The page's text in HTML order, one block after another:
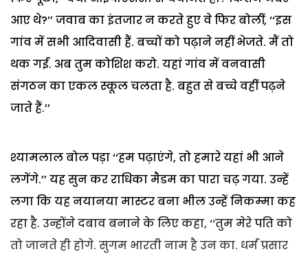
आए थे?’’ जवाब का इंतजार न करते हुए वे फिर बोलीं, ‘‘इस
गांव में सभी आदिवासी हैं. बच्चों को पढ़ाने नहीं भेजते. मैं तो
थक गई. अब तुम कोशिश करो. यहां गांव में वनवासी
संगठन का एकल स्कूल चलता है. बहुत से बच्चे वहीं पढ़ने
जाते हैं.’’
श्यामलाल बोल पड़ा ‘‘हम पढ़ाएंगे, तो हमारे यहां भी आने
लगेंगे.’’ यह सुन कर राधिका मैडम का पारा चढ़ गया. उन्हें
लगा कि यह नयानया मास्टर बना भील उन्हें निकम्मा कह
रहा है. उन्होंने दबाव बनाने के लिए कहा, ‘‘तुम मेरे पति को
तो जानते ही होगे. सुगम भारती नाम है उन का. धर्म प्रसार